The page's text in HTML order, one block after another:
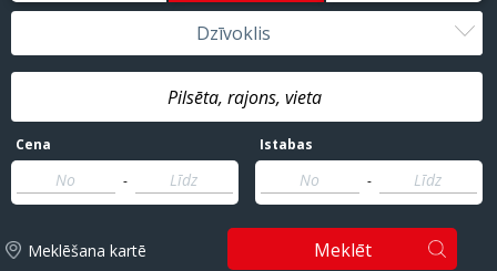
Dzīvoklis
Cena
-
Istabas
-
Meklēšana kartē Meklēt